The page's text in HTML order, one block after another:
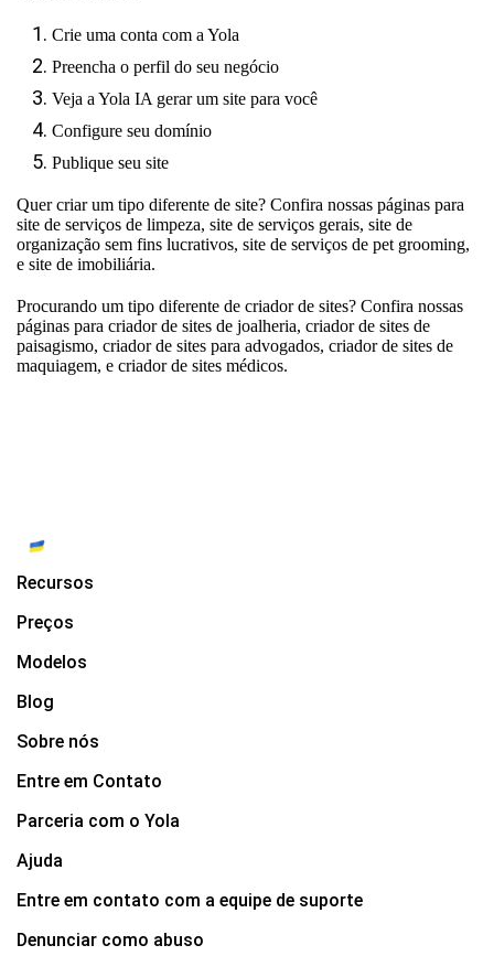
Crie uma conta com a Yola
Preencha o perfil do seu negócio
Veja a Yola IA gerar um site para você
Configure seu domínio
Publique seu site
Quer criar um tipo diferente de site? Confira nossas páginas para
site de serviços de limpeza, site de serviços gerais, site de
organização sem fins lucrativos, site de serviços de pet grooming,
e site de imobiliária.
Procurando um tipo diferente de criador de sites? Confira nossas
páginas para criador de sites de joalheria, criador de sites de
paisagismo, criador de sites para advogados, criador de sites de
maquiagem, e criador de sites médicos.
Recursos
Preços
Modelos
Blog
Sobre nós
Entre em Contato
Parceria com o Yola
Ajuda
Entre em contato com a equipe de suporte
Denunciar como abuso